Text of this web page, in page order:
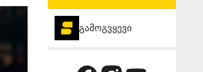
გამოგვყევი